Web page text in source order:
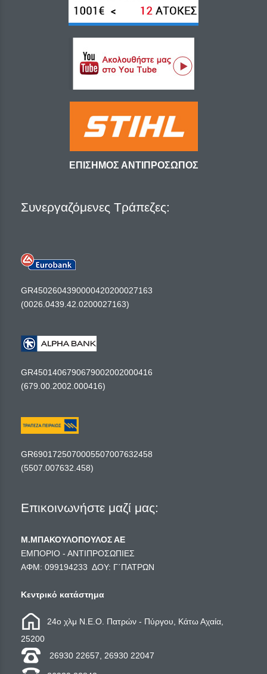
ΕΠΙΣΗΜΟΣ ΑΝΤΙΠΡΟΣΩΠΟΣ
Συνεργαζόμενες Τράπεζες:
GR4502604390000420200027163
(0026.0439.42.0200027163)
GR4501406790679002002000416
(679.00.2002.000416)
GR6901725070005507007632458
(5507.007632.458)
Επικοινωνήστε μαζί μας:
Μ.ΜΠΑΚΟΥΛΟΠΟΥΛΟΣ ΑΕ
ΕΜΠΟΡΙΟ - ΑΝΤΙΠΡΟΣΩΠΙΕΣ
ΑΦΜ: 099194233 ΔΟΥ: Γ΄ΠΑΤΡΩΝ
Κεντρικό κατάστημα
24ο χλμ Ν.Ε.Ο. Πατρών - Πύργου, Κάτω Αχαία,
25200
26930 22657, 26930 22047